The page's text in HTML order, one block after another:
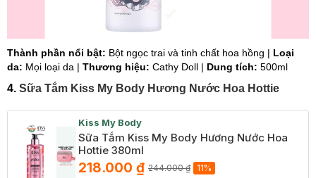
Thành phần nổi bật: Bột ngọc trai và tinh chất hoa hồng | Loại
da: Mọi loại da | Thương hiệu: Cathy Doll | Dung tích: 500ml
4. Sữa Tắm Kiss My Body Hương Nước Hoa Hottie
Kiss My Body
Sữa Tắm Kiss My Body Hương Nước Hoa
Hottie 380ml
218.000 ₫ 244.000 ₫ 11%